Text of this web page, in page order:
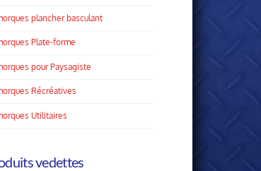
plancher basculant
Plate­-forme
pour Paysagiste
Récréatives
Utilitaires
vedettes